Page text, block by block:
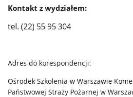
Kontakt z wydziałem:
tel. (22) 55 95 304
Adres do korespondencji:
Ośrodek Szkolenia w Warszawie
Państwowej Straży Pożarnej w